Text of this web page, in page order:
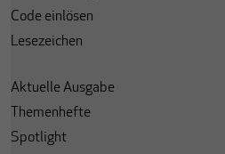
Code einlösen
Lesezeichen
Aktuelle Ausgabe
Themenhefte
Spotlight